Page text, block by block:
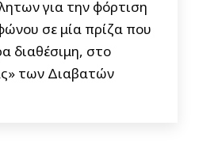
για την φόρτιση
σε μία πρίζα που
διαθέσιμη, στο
των Διαβατών